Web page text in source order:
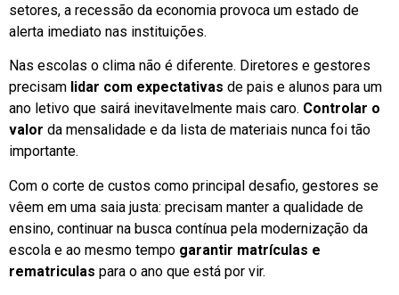
setores, a recessão da economia provoca um estado de
alerta imediato nas instituições.
Nas escolas o clima não é diferente. Diretores e gestores
precisam lidar com expectativas de pais e alunos para um
ano letivo que sairá inevitavelmente mais caro. Controlar o
valor da mensalidade e da lista de materiais nunca foi tão
importante.
Com o corte de custos como principal desafio, gestores se
vêem em uma saia justa: precisam manter a qualidade de
ensino, continuar na busca contínua pela modernização da
escola e ao mesmo tempo garantir matrículas e
rematriculas para o ano que está por vir.